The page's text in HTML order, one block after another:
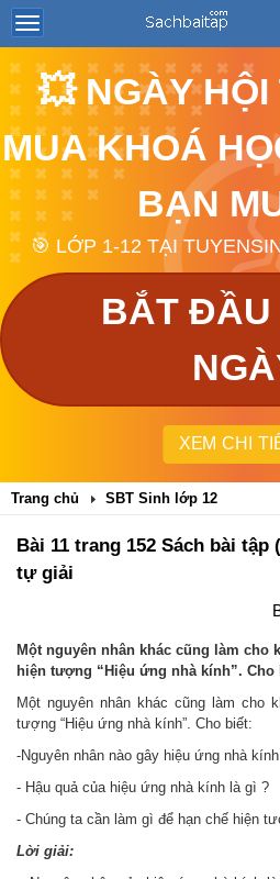
💥 NGÀY
MUA KHOÁ
BẠN
🎯 LỚP 1-12 TẠI
BẮT ĐẦU
XEM CHI
Trang chủ SBT Sinh lớp 12
Bài 11 trang 152 Sách bài tập
tự giải
Một nguyên nhân khác cũng làm cho
hiện tượng “Hiệu ứng nhà kính”. Cho
Một nguyên nhân khác cũng làm cho
tượng “Hiệu ứng nhà kính”. Cho biết:
-Nguyên nhân nào gây hiệu ứng nhà
- Hậu quả của hiệu ứng nhà kính là gì ?
- Chúng ta cần làm gì để hạn chế hiện
Lời giải: